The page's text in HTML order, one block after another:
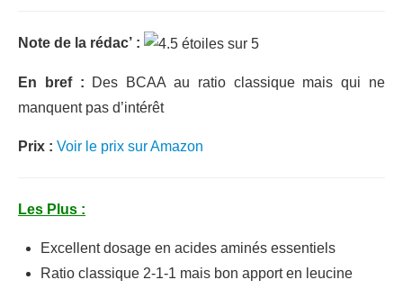
Note de la rédac’ :
En bref : Des BCAA au ratio classique mais qui ne
manquent pas d’intérêt
Prix : Voir le prix sur Amazon
Les Plus :
Excellent dosage en acides aminés essentiels
Ratio classique 2-1-1 mais bon apport en leucine